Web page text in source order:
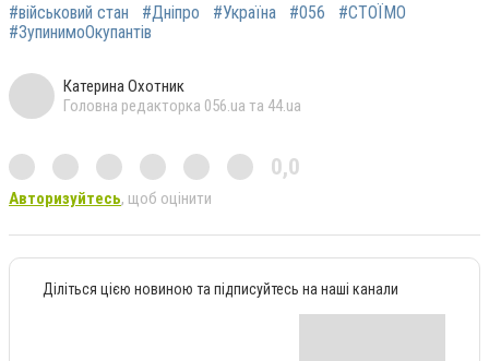
#військовий стан #Дніпро #Україна #056
#СТОЇМО
#ЗупинимоОкупантів
Катерина Охотник
Головна редакторка 056.ua та 44.ua
0,0
Авторизуйтесь, щоб оцінити
Діліться цією новиною та підписуйтесь на наші канали